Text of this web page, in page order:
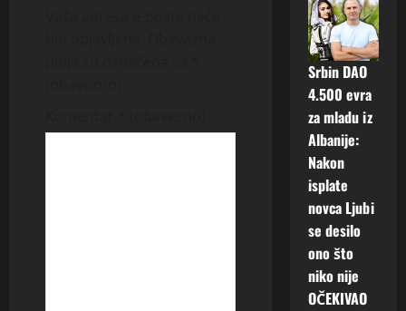
Srbin DAO
4.500 evra
za mladu iz
Albanije:
Nakon
isplate
novca Ljubi
se desilo
ono što
niko nije
OČEKIVAO